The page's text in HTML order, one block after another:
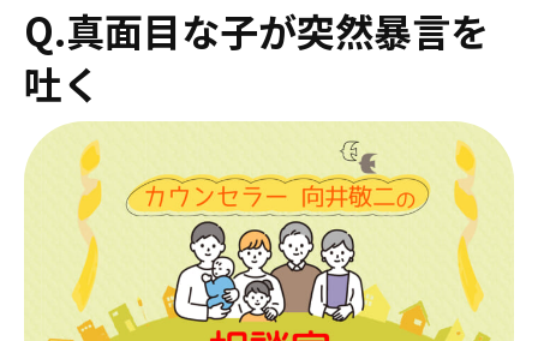
Q.真面目な子が突然暴言を
吐く